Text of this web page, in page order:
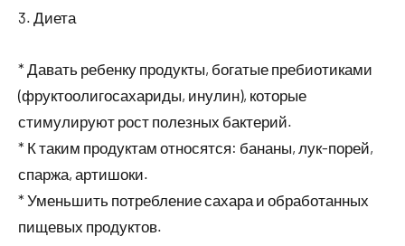
3. Диета
* Давать ребенку продукты, богатые пребиотиками
(фруктоолигосахариды, инулин), которые
стимулируют рост полезных бактерий.
* К таким продуктам относятся: бананы, лук-порей,
спаржа, артишоки.
* Уменьшить потребление сахара и обработанных
пищевых продуктов.